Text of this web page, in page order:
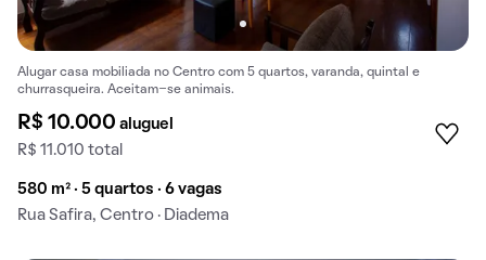
Alugar casa mobiliada no Centro com 5 quartos, varanda, quintal e
churrasqueira. Aceitam-se animais.
R$ 10.000aluguel
R$ 11.010 total
580 m² · 5 quartos · 6 vagas
Rua Safira, Centro · Diadema